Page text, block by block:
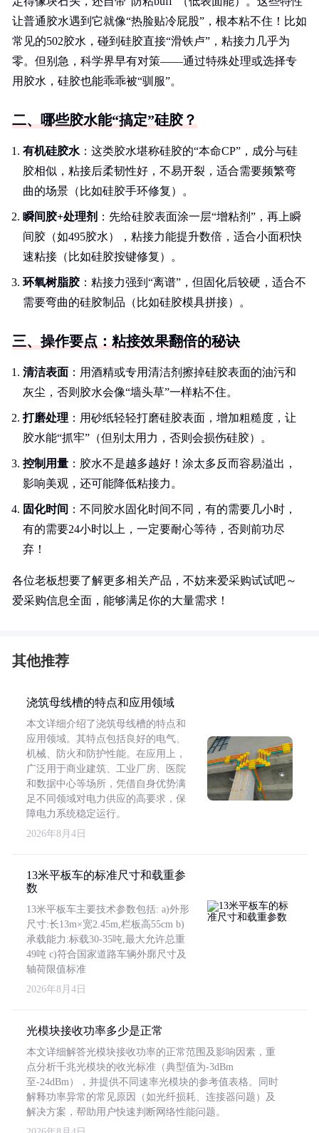
让普通胶水遇到它就像“热脸贴冷屁股”，根本粘不住！比如
常见的502胶水，碰到硅胶直接“滑铁卢”，粘接力几乎为
零。但别急，科学界早有对策——通过特殊处理或选择专
用胶水，硅胶也能乖乖被“驯服”。
二、哪些胶水能“搞定”硅胶？
有机硅胶水 ：这类胶水堪称硅胶的“本命CP”，成分与硅
胶相似，粘接后柔韧性好，不易开裂，适合需要频繁弯
曲的场景（比如硅胶手环修复）。
瞬间胶+处理剂 ：先给硅胶表面涂一层“增粘剂”，再上瞬
间胶（如495胶水），粘接力能提升数倍，适合小面积快
速粘接（比如硅胶按键修复）。
环氧树脂胶：粘接力强到“离谱”，但固化后较硬，适合不
需要弯曲的硅胶制品（比如硅胶模具拼接）。
三、操作要点：粘接效果翻倍的秘诀
清洁表面 ：用酒精或专用清洁剂擦掉硅胶表面的油污和
灰尘，否则胶水会像“墙头草”一样粘不住。
打磨处理 ：用砂纸轻轻打磨硅胶表面，增加粗糙度，让
胶水能“抓牢”（但别太用力，否则会损伤硅胶）。
控制用量 ：胶水不是越多越好！涂太多反而容易溢出，
影响美观，还可能降低粘接力。
固化时间 ：不同胶水固化时间不同，有的需要几小时，
有的需要24小时以上，一定要耐心等待，否则前功尽
弃！
各位老板想要了解更多相关产品，不妨来爱采购试试吧～
爱采购信息全面，能够满足你的大量需求！
其他推荐
浇筑母线槽的特点和应用领域
本文详细介绍了浇筑母线槽的特点和
应用领域。其特点包括良好的电气、
机械、防火和防护性能。在应用上，
广泛用于商业建筑、工业厂房、医院
和数据中心等场所，凭借自身优势满
足不同领域对电力供应的高要求，保
障电力系统稳定运行。
2026年8月4日
13米平板车的标准尺寸和载重参
数
13米平板车主要技术参数包括: a)外形
尺寸:长13m×宽2.45m,栏板高55cm b)
承载能力:标载30-35吨,最大允许总重
49吨 c)符合国家道路车辆外廓尺寸及
轴荷限值标准
2026年8月4日
光模块接收功率多少是正常
本文详细解答光模块接收功率的正常范围及影响因素，重
点分析千兆光模块的收光标准（典型值为-3dBm
至-24dBm），并提供不同速率光模块的参考值表格。同时
解释功率异常的常见原因（如光纤损耗、连接器问题）及
解决方案，帮助用户快速判断网络性能问题。